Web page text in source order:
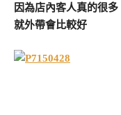
因為店內客人真的很
就外帶會比較好